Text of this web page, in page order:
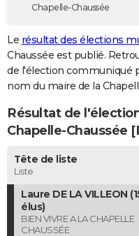
Destinations
City break
Voyage nature
Voyage de noces
Forum
GUIDES D'ACHAT
BONS PLANS
Carte de Noël
Carte Bonne année
Carte Saint-Valentin
Carte Pâques
Carte d'anniversaire
DICTIONNAIRE
Dictionnaire
Biographies
Citations
Expressions
Proverbes
PROGRAMME TV
COPAINS D'AVANT
S'inscrire
Se connecter
Lycées
Collèges
Primaires
Universités
Entreprises
Service militaire
Avis de recherche
AVIS DE DÉCÈS
Chapelle-Chaussée
Le résultat des élections
Chaussée est publié.
de l'élection communiqué
nom du maire de la
Résultat de
Chapelle-Chaussée
Tête de liste
Liste
Laure DE LA VILLEON
élus)
BIEN VIVRE A LA CHAPELLE
CHAUSSÉE